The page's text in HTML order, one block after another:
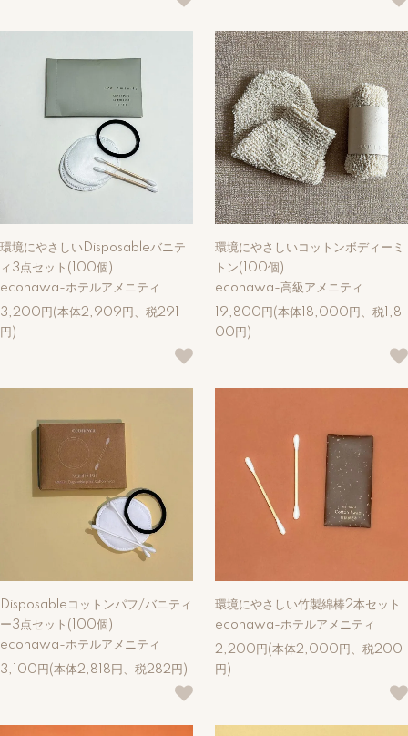
環境にやさしいDisposableバニテ
ィ3点セット(100個)
econawa-ホテルアメニティ
3,200円(本体2,909円、税291
円)
環境にやさしいコットンボディーミ
トン(100個)
econawa-高級アメニティ
19,800円(本体18,000円、税1,8
00円)
Disposableコットンパフ/バニティ
ー3点セット(100個)
econawa-ホテルアメニティ
3,100円(本体2,818円、税282円)
環境にやさしい竹製綿棒2本セット
econawa-ホテルアメニティ
2,200円(本体2,000円、税200
円)